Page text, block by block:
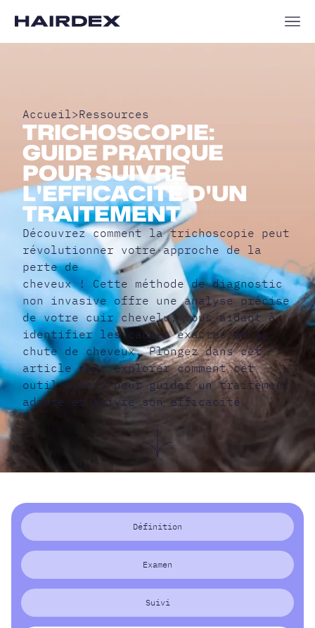
Accueil >Ressources
TRICHOSCOPIE:
GUIDE PRATIQUE
POUR SUIVRE
L'EFFICACITÉ D'UN
TRAITEMENT
Découvrez comment la trichoscopie peut
révolutionner votre approche de la
perte de
cheveux ! Cette méthode de diagnostic
non invasive offre une analyse précise
de votre cuir chevelu, vous aidant à
identifier les causes exactes de la
chute de cheveux. Plongez dans cet
article pour explorer comment cet
outil avancé peut guider un traitement
adapté et suivre son efficacité.
Définition
Examen
Suivi